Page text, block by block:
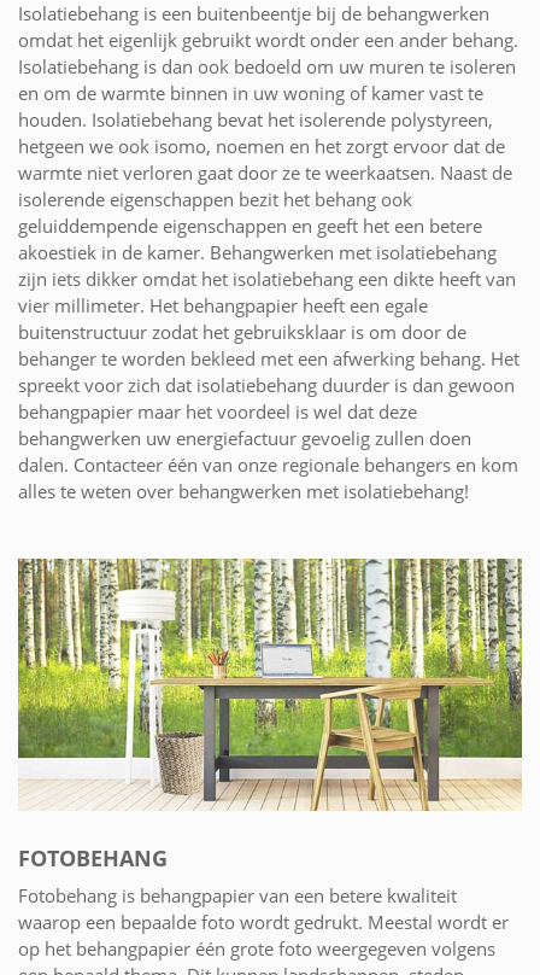
Isolatiebehang is een buitenbeentje bij de behangwerken
omdat het eigenlijk gebruikt wordt onder een ander behang.
Isolatiebehang is dan ook bedoeld om uw muren te isoleren
en om de warmte binnen in uw woning of kamer vast te
houden. Isolatiebehang bevat het isolerende polystyreen,
hetgeen we ook isomo, noemen en het zorgt ervoor dat de
warmte niet verloren gaat door ze te weerkaatsen. Naast de
isolerende eigenschappen bezit het behang ook
geluiddempende eigenschappen en geeft het een betere
akoestiek in de kamer. Behangwerken met isolatiebehang
zijn iets dikker omdat het isolatiebehang een dikte heeft van
vier millimeter. Het behangpapier heeft een egale
buitenstructuur zodat het gebruiksklaar is om door de
behanger te worden bekleed met een afwerking behang. Het
spreekt voor zich dat isolatiebehang duurder is dan gewoon
behangpapier maar het voordeel is wel dat deze
behangwerken uw energiefactuur gevoelig zullen doen
dalen. Contacteer één van onze regionale behangers en kom
alles te weten over behangwerken met isolatiebehang!
FOTOBEHANG
Fotobehang is behangpapier van een betere kwaliteit
waarop een bepaalde foto wordt gedrukt. Meestal wordt er
op het behangpapier één grote foto weergegeven volgens